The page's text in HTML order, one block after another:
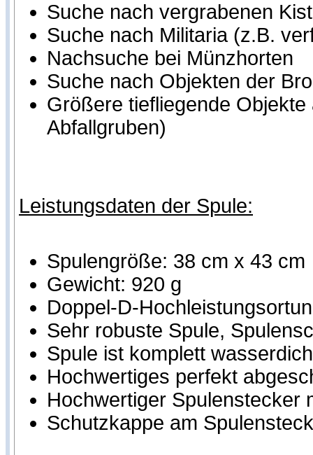
Suche nach vergrabenen
Suche nach Militaria (z.B.
Nachsuche bei Münzhorten
Suche nach Objekten der
Größere tiefliegende
Abfallgruben)
Leistungsdaten der Spule:
Spulengröße: 38 cm x 43 cm
Gewicht: 920 g
Doppel-D-
Sehr robuste Spule,
Spule ist komplett
Hochwertiges perfekt
Hochwertiger Spulenstecker
Schutzkappe am